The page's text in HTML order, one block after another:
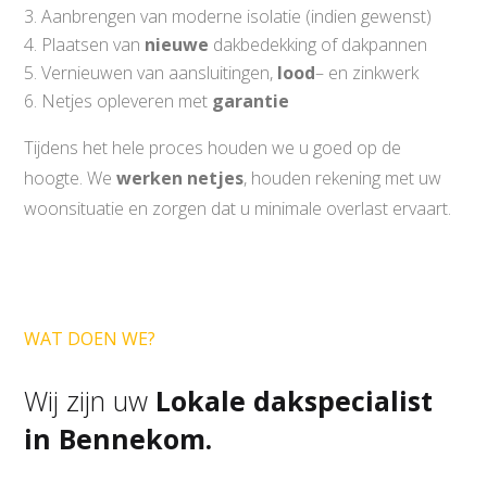
Aanbrengen van moderne isolatie (indien gewenst)
Plaatsen van nieuwe dakbedekking of dakpannen
Vernieuwen van aansluitingen, lood– en zinkwerk
Netjes opleveren met garantie
Tijdens het hele proces houden we u goed op de
hoogte. Wewerken netjes, houden rekening met uw
woonsituatie en zorgen dat u minimale overlast ervaart.
WAT DOEN WE?
Wij zijn uw Lokale dakspecialist
in Bennekom.